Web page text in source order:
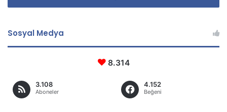
Sosyal Medya
8.314
3.108
Aboneler
4.152
Beğeni